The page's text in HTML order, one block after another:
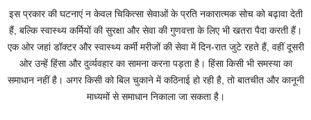
इस प्रकार की घटनाएं न केवल चिकित्सा सेवाओं के प्रति नकारात्मक सोच को बढ़ावा देती
हैं, बल्कि स्वास्थ्य कर्मियों की सुरक्षा और सेवा की गुणवत्ता के लिए भी खतरा पैदा करती हैं।
एक ओर जहां डॉक्टर और स्वास्थ्य कर्मी मरीजों की सेवा में दिन-रात जुटे रहते हैं, वहीं दूसरी
ओर उन्हें हिंसा और दुर्व्यवहार का सामना करना पड़ता है। हिंसा किसी भी समस्या का
समाधान नहीं है। अगर किसी को बिल चुकाने में कठिनाई हो रही है, तो बातचीत और कानूनी
माध्यमों से समाधान निकाला जा सकता है।